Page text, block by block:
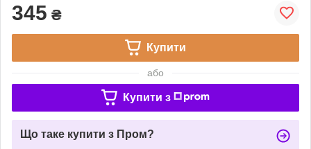
345 ₴
Купити
або
Купити з
Що таке купити з Пром?